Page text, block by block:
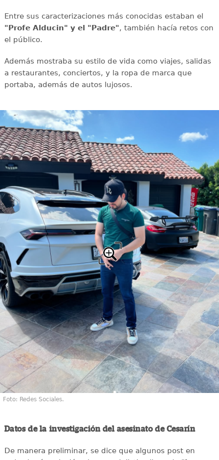
Entre sus caracterizaciones más conocidas estaban el
"Profe Alducin" y el "Padre", también hacía retos con
el público.
Además mostraba su estilo de vida como viajes, salidas
a restaurantes, conciertos, y la ropa de marca que
portaba, además de autos lujosos.
Foto: Redes Sociales.
Datos de la investigación del asesinato de Cesarín
De manera preliminar, se dice que algunos post en